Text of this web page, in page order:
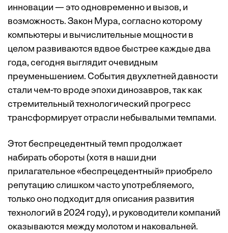
инновации — это одновременно и вызов, и
возможность. Закон Мура, согласно которому
компьютеры и вычислительные мощности в
целом развиваются вдвое быстрее каждые два
года, сегодня выглядит очевидным
преуменьшением. События двухлетней давности
стали чем-то вроде эпохи динозавров, так как
стремительный технологический прогресс
трансформирует отрасли небывалыми темпами.
Этот беспрецедентный темп продолжает
набирать обороты (хотя в наши дни
прилагательное «беспрецедентный» приобрело
репутацию слишком часто употребляемого,
только оно подходит для описания развития
технологий в 2024 году), и руководители компаний
оказываются между молотом и наковальней.